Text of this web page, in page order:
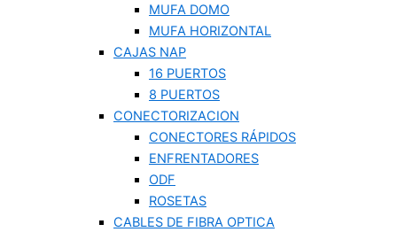
MUFA DOMO
MUFA HORIZONTAL
CAJAS NAP
16 PUERTOS
8 PUERTOS
CONECTORIZACION
CONECTORES RÁPIDOS
ENFRENTADORES
ODF
ROSETAS
CABLES DE FIBRA OPTICA